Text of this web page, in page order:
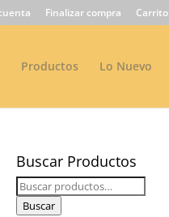
Finalizar compra Carrito
Productos Lo Nuevo
Buscar Productos
Buscar
por:
Buscar